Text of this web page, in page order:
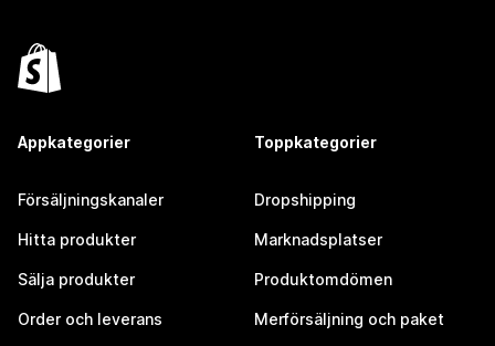
Appkategorier
Försäljningskanaler
Hitta produkter
Sälja produkter
Order och leverans
Toppkategorier
Dropshipping
Marknadsplatser
Produktomdömen
Merförsäljning och paket